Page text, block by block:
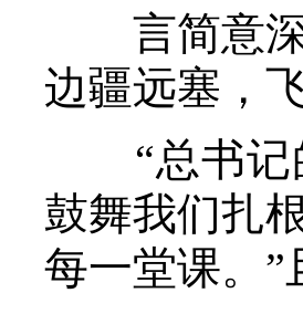
言简意深
边疆远塞，
“总书记
鼓舞我们扎
每一堂课。